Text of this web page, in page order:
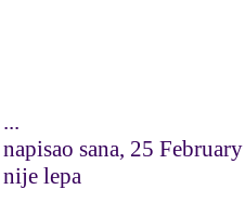
...
napisao sana, 25
nije lepa